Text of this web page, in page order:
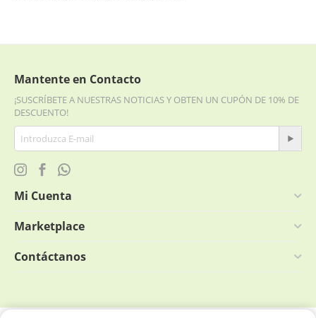
Aceite esencial de lavanda (Lavender)
Aceite esencial de Ylang Ylang
Mantente en Contacto
¡SUSCRÍBETE A NUESTRAS NOTICIAS Y OBTEN UN CUPÓN DE 10% DE
DESCUENTO!
Mi Cuenta
Marketplace
Contáctanos